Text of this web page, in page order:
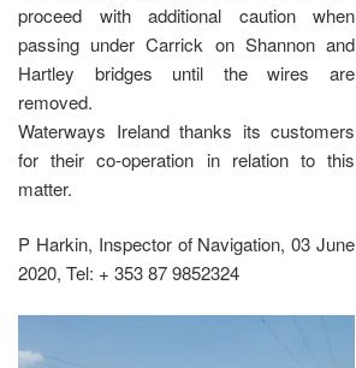
proceed with additional caution when
passing under Carrick on Shannon and
Hartley bridges until the wires are
removed.
Waterways Ireland thanks its customers
for their co-operation in relation to this
matter.
P Harkin, Inspector of Navigation, 03 June
2020, Tel: + 353 87 9852324